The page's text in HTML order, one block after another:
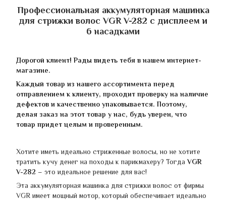
Профессиональная аккумуляторная машинка
для стрижки волос VGR V-282 с дисплеем и
6 насадками
Дорогой клиент! Рады видеть тебя в нашем интернет-
магазине.
Каждый товар из нашего ассортимента перед
отправлением к клиенту, проходит проверку на наличие
дефектов и качественно упаковывается. Поэтому,
делая заказ на этот товар у нас, будь уверен, что
товар придет целым и проверенным.
Хотите иметь идеально стриженные волосы, но не хотите
тратить кучу денег на походы к парикмахеру? ТогдаVGR
V-282 – это идеальное решение для вас!
Эта аккумуляторная машинка для стрижки волос от фирмы
VGR имеет мощный мотор, который обеспечивает идеально